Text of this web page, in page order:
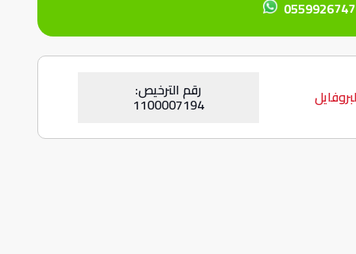
0559926747
رقم الترخيص:
1100007194